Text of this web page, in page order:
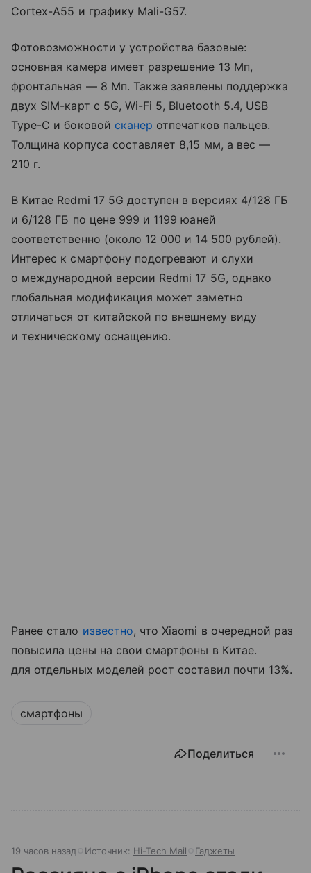
Cortex-A55 и графику Mali-G57.
Фотовозможности у устройства базовые:
основная камера имеет разрешение 13 Мп,
фронтальная — 8 Мп. Также заявлены поддержка
двух SIM-карт с 5G, Wi-Fi 5, Bluetooth 5.4, USB
Type-C и боковой сканер отпечатков пальцев.
Толщина корпуса составляет 8,15 мм, а вес —
210 г.
В Китае Redmi 17 5G доступен в версиях 4/128 ГБ
и 6/128 ГБ по цене 999 и 1199 юаней
соответственно (около 12 000 и 14 500 рублей).
Интерес к смартфону подогревают и слухи
о международной версии Redmi 17 5G, однако
глобальная модификация может заметно
отличаться от китайской по внешнему виду
и техническому оснащению.
Ранее стало известно, что Xiaomi в очередной раз
повысила цены на свои смартфоны в Китае.
для отдельных моделей рост составил почти 13%.
смартфоны
Поделиться
19 часов назад Источник: Hi-Tech Mail Гаджеты